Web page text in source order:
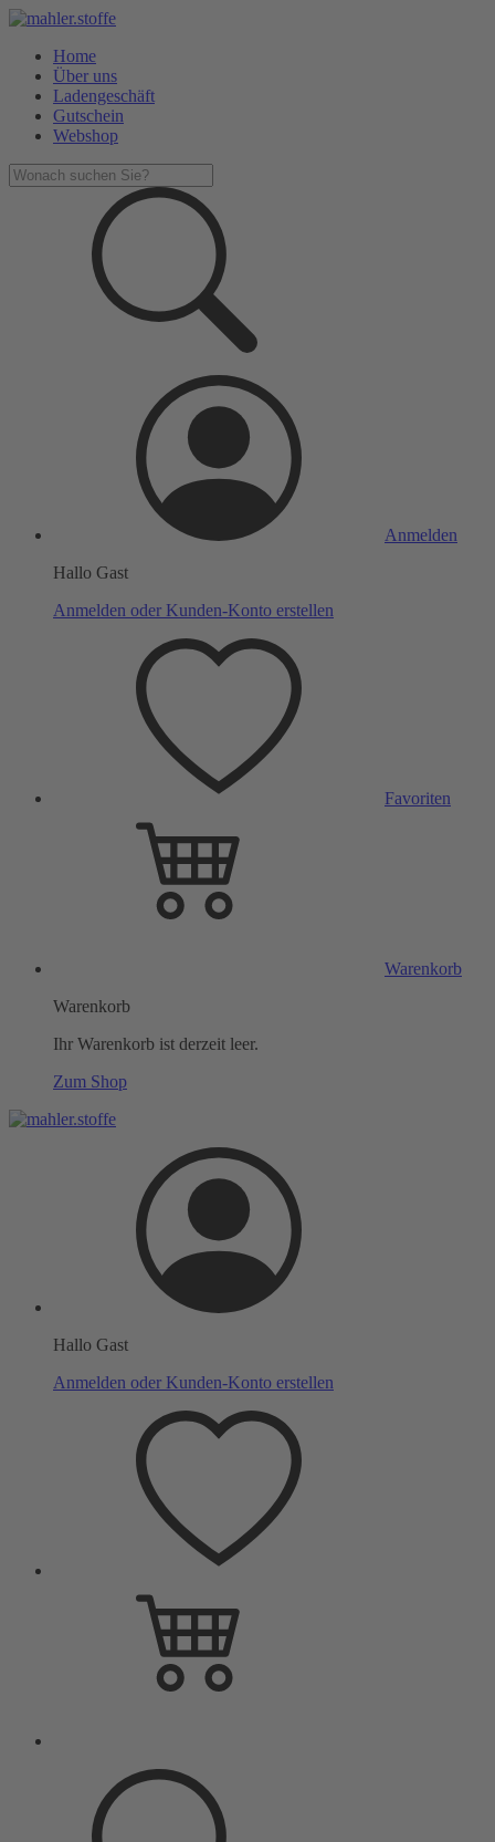
Home
Über uns
Ladengeschäft
Gutschein
Webshop
Anmelden
Hallo Gast
Anmelden oder Kunden-Konto erstellen
Favoriten
Warenkorb
Warenkorb
Ihr Warenkorb ist derzeit leer.
Zum Shop
Hallo Gast
Anmelden oder Kunden-Konto erstellen